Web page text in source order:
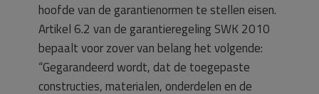
hoofde van de garantienormen te stellen eisen.
Artikel 6.2 van de garantieregeling SWK 2010
bepaalt voor zover van belang het volgende:
“Gegarandeerd wordt, dat de toegepaste
constructies, materialen, onderdelen en de